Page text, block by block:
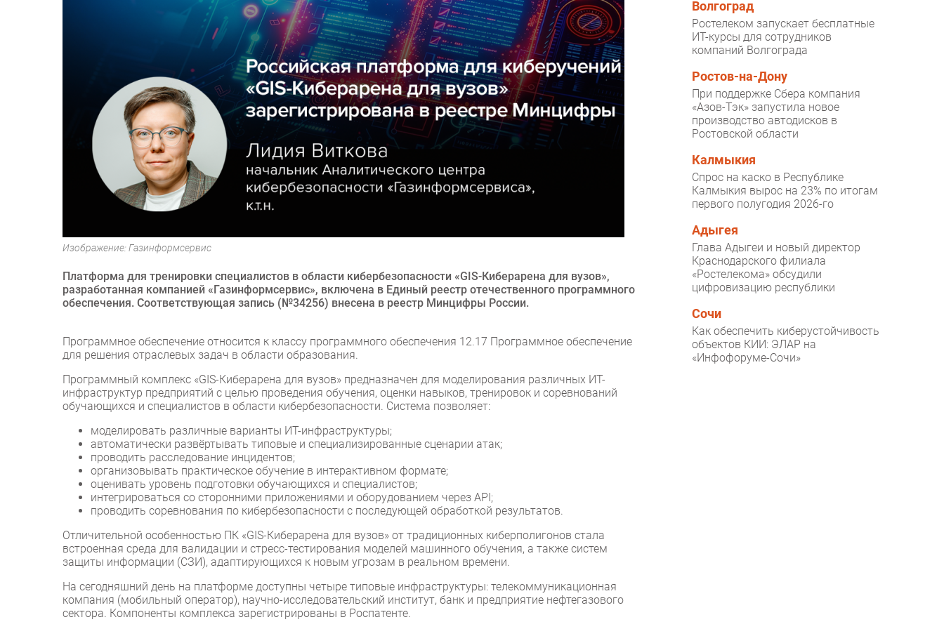
Изображение: Газинформсервис
Платформа для тренировки специалистов в области кибербезопасности «GIS-Киберарена для вузов»,
разработанная компанией «Газинформсервис», включена в Единый реестр отечественного программного
обеспечения. Соответствующая запись (№34256) внесена в реестр Минцифры России.
Программное обеспечение относится к классу программного обеспечения 12.17 Программное обеспечение
для решения отраслевых задач в области образования.
Программный комплекс «GIS-Киберарена для вузов» предназначен для моделирования различных ИТ-
инфраструктур предприятий с целью проведения обучения, оценки навыков, тренировок и соревнований
обучающихся и специалистов в области кибербезопасности. Система позволяет:
моделировать различные варианты ИТ-инфраструктуры;
автоматически развёртывать типовые и специализированные сценарии атак;
проводить расследование инцидентов;
организовывать практическое обучение в интерактивном формате;
оценивать уровень подготовки обучающихся и специалистов;
интегрироваться со сторонними приложениями и оборудованием через API;
проводить соревнования по кибербезопасности с последующей обработкой результатов.
Отличительной особенностью ПК «GIS-Киберарена для вузов» от традиционных киберполигонов стала
встроенная среда для валидации и стресс-тестирования моделей машинного обучения, а также систем
защиты информации (СЗИ), адаптирующихся к новым угрозам в реальном времени.
На сегодняшний день на платформе доступны четыре типовые инфраструктуры: телекоммуникационная
компания (мобильный оператор), научно-исследовательский институт, банк и предприятие нефтегазового
сектора. Компоненты комплекса зарегистрированы в Роспатенте.
Волгоград
Ростелеком запускает бесплатные
ИТ-курсы для сотрудников
компаний Волгограда
Ростов-на-Дону
При поддержке Сбера компания
«Азов-Тэк» запустила новое
производство автодисков в
Ростовской области
Калмыкия
Спрос на каско в Республике
Калмыкия вырос на 23% по итогам
первого полугодия 2026-го
Адыгея
Глава Адыгеи и новый директор
Краснодарского филиала
«Ростелекома» обсудили
цифровизацию республики
Сочи
Как обеспечить киберустойчивость
объектов КИИ: ЭЛАР на
«Инфофоруме-Сочи»